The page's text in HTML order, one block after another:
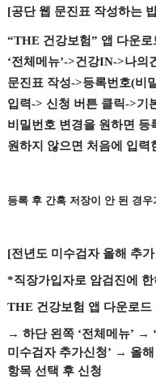
[공단 웹 문진표 작성하는
“THE 건강보험” 앱 다운로
‘전체메뉴’->건강IN->나의
문진표 작성->등록번호(비
입력->신청 버튼 클릭->기
비밀번호 변경을 원하면 등
원하지 않으면 처음에 입력
등록 후 간혹 저장이 안 된 경
[전년도 미수검자 올해 추
*직장가입자로 암검진에
THE 건강보험 앱 다운로드
→하단 왼쪽 ‘전체메뉴’ → ‘
미수검자 추가신청’ → 올
항목 선택 후 신청